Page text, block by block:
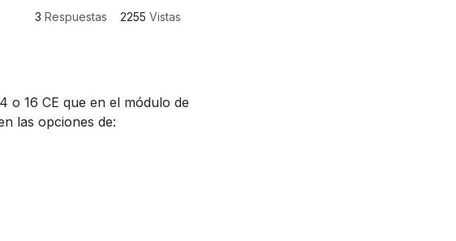
3 Respuestas 2255 Vistas
o 16 CE que en el módulo de
las opciones de: